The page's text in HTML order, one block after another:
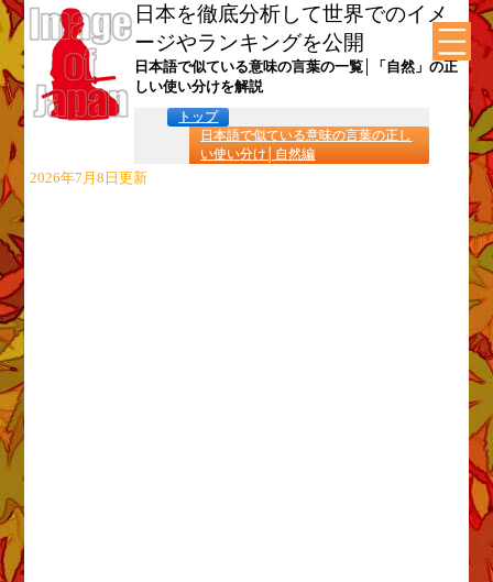
日本を徹底分析して世界でのイメ
ージやランキングを公開
日本語で似ている意味の言葉の一覧│「自然」の正
しい使い分けを解説
トップ
日本語で似ている意味の言葉の正し
い使い分け│自然編
2026年7月8日更新